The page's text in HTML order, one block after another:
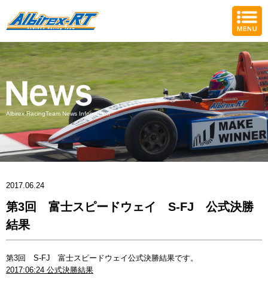
Albirex RacingTeam News Information
2017.06.24
第3回 富士スピードウェイ S-FJ 公式決勝
結果
第3回 S-FJ 富士スピードウェイ公式決勝結果です。
2017:06:24 公式決勝結果